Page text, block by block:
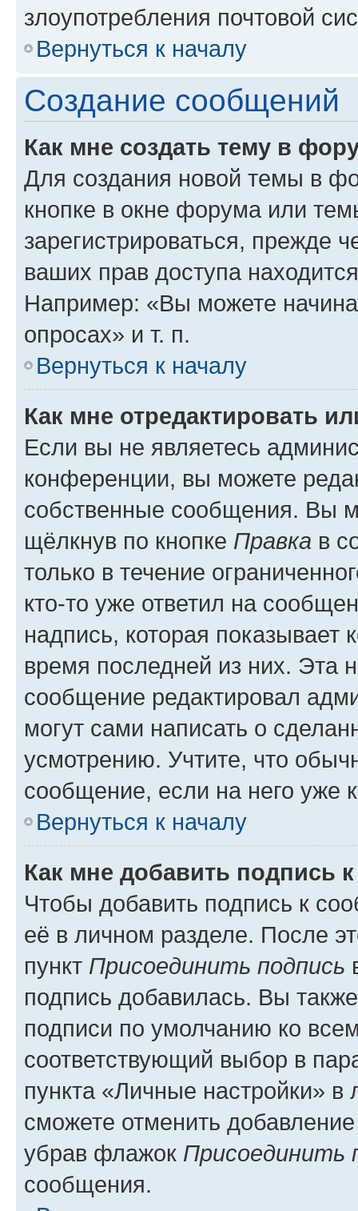
злоупотребления почтовой
Вернуться к началу
Создание сообщений
Как мне создать тему в
Для создания новой темы в
кнопке в окне форума или
зарегистрироваться, прежде
ваших прав доступа
Например: «Вы можете
опросах» и т. п.
Вернуться к началу
Как мне отредактировать
Если вы не являетесь
конференции, вы можете
собственные сообщения. Вы
щёлкнув по кнопке Правка в
только в течение
кто-то уже ответил на
надпись, которая показывает
время последней из них. Эта
сообщение редактировал
могут сами написать о
усмотрению. Учтите, что
сообщение, если на него уже
Вернуться к началу
Как мне добавить подпись
Чтобы добавить подпись к
её в личном разделе. После
пункт Присоединить подпись
подпись добавилась. Вы
подписи по умолчанию ко
соответствующий выбор в
пункта «Личные настройки»
сможете отменить
убрав флажок Присоединить
сообщения.